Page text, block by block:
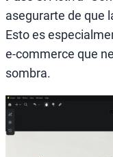
asegurarte de que
Esto es
e-commerce que
sombra.